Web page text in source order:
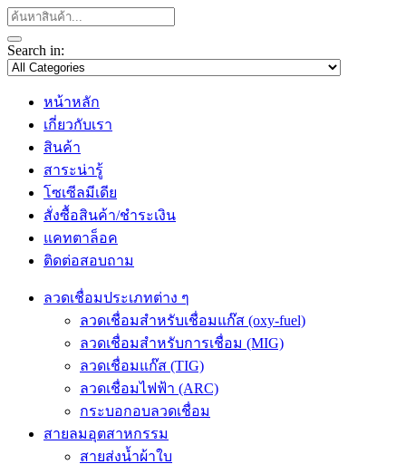
Search in:
หน้าหลัก
เกี่ยวกับเรา
สินค้า
สาระน่ารู้
โซเซีลมีเดีย
สั่งซื้อสินค้า/ชำระเงิน
แคทตาล็อค
ติดต่อสอบถาม
ลวดเชื่อมประเภทต่าง ๆ
ลวดเชื่อมสำหรับเชื่อมแก๊ส (oxy-fuel)
ลวดเชื่อมสำหรับการเชื่อม (MIG)
ลวดเชื่อมแก๊ส (TIG)
ลวดเชื่อมไฟฟ้า (ARC)
กระบอกอบลวดเชื่อม
สายลมอุตสาหกรรม
สายส่งน้ำผ้าใบ